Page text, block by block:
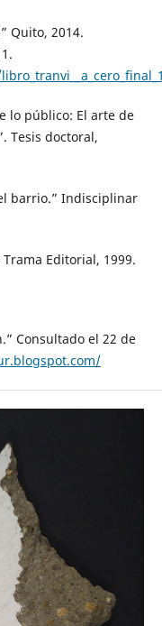
Quito, 2014.
lo público: El arte de
Tesis doctoral,
barrio.” Indisciplinar
Editorial, 1999.
Consultado el 22 de